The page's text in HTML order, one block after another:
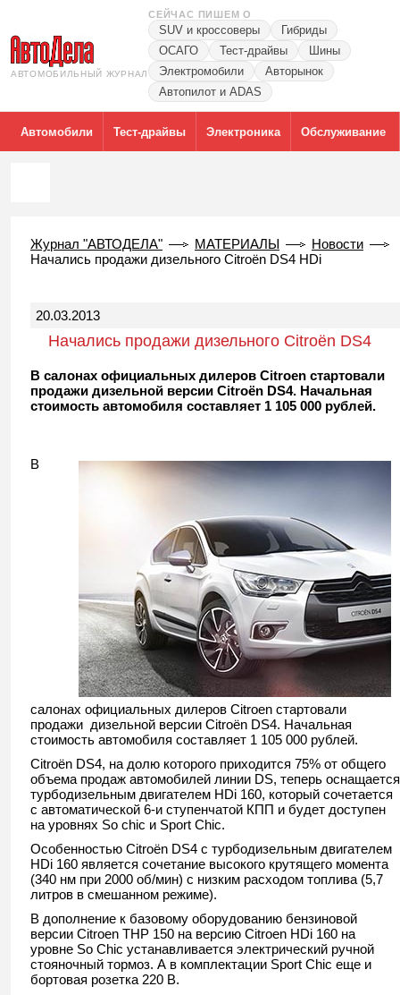
АВТОМОБИЛЬНЫЙ ЖУРНАЛ
СЕЙЧАС ПИШЕМ О
SUV и кроссоверы
Гибриды
ОСАГО
Тест-драйвы
Шины
Электромобили
Авторынок
Автопилот и ADAS
Автомобили Тест-драйвы Электроника Обслуживание
Журнал "АВТОДЕЛА" МАТЕРИАЛЫ
Новости
Начались продажи дизельного Citroёn DS4 HDi
20.03.2013
Начались продажи дизельного Citroёn DS4
В салонах официальных дилеров Citroen стартовали
продажи дизельной версии Citroёn DS4. Начальная
стоимость автомобиля составляет 1 105 000 рублей.
В
салонах официальных дилеров Citroen стартовали
продажи дизельной версии Citroёn DS4. Начальная
стоимость автомобиля составляет 1 105 000 рублей.
Citroёn DS4, на долю которого приходится 75% от общего
объема продаж автомобилей линии DS, теперь оснащается
турбодизельным двигателем HDi 160, который сочетается
с автоматической 6-и ступенчатой КПП и будет доступен
на уровнях So chic и Sport Chic.
Особенностью Сitroёn DS4 с турбодизельным двигателем
HDi 160 является сочетание высокого крутящего момента
(340 нм при 2000 об/мин) с низким расходом топлива (5,7
литров в смешанном режиме).
В дополнение к базовому оборудованию бензиновой
версии Citroen THP 150 на версию Citroen HDi 160 на
уровне So Chic устанавливается электрический ручной
стояночный тормоз. А в комплектации Sport Chic еще и
бортовая розетка 220 В.